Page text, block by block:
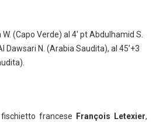
W. (Capo Verde) al 4′ pt Abdulhamid S.
Dawsari N. (Arabia Saudita), al 45’+3
francese François Letexier,